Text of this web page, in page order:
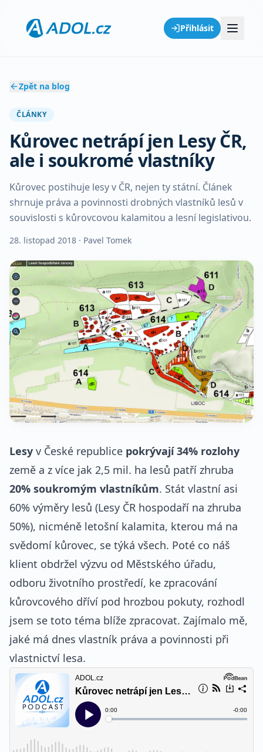
Přihlásit
Zpět na blog
ČLÁNKY
Kůrovec netrápí jen Lesy ČR,
ale i soukromé vlastníky
Kůrovec postihuje lesy v ČR, nejen ty státní. Článek
shrnuje práva a povinnosti drobných vlastníků lesů v
souvislosti s kůrovcovou kalamitou a lesní legislativou.
28. listopad 2018 · Pavel Tomek
Lesy v České republice pokrývají 34% rozlohy
země a z více jak 2,5 mil. ha lesů patří zhruba
20% soukromým vlastníkům. Stát vlastní asi
60% výměry lesů (Lesy ČR hospodaří na zhruba
50%), nicméně letošní kalamita, kterou má na
svědomí kůrovec, se týká všech. Poté co náš
klient obdržel výzvu od Městského úřadu,
odboru životního prostředí, ke zpracování
kůrovcového dříví pod hrozbou pokuty, rozhodl
jsem se toto téma blíže zpracovat. Zajímalo mě,
jaké má dnes vlastník práva a povinnosti při
vlastnictví lesa.